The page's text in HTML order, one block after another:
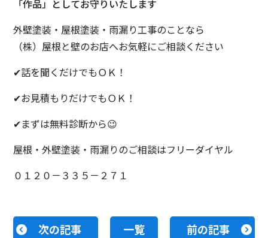
「作品」としてお守りいたします
外壁塗装・屋根塗装・雨漏り工事のことなら
（株）屋根と壁のお店へお気軽にご相談ください
✔話を聞くだけでもＯＫ！
✔お見積もりだけでもＯＫ！
✔まずは無料診断から😉
屋根・外壁塗装・雨漏りのご相談はフリーダイヤル
０１２０－３３５－２７１
次の記事 一覧 前の記事